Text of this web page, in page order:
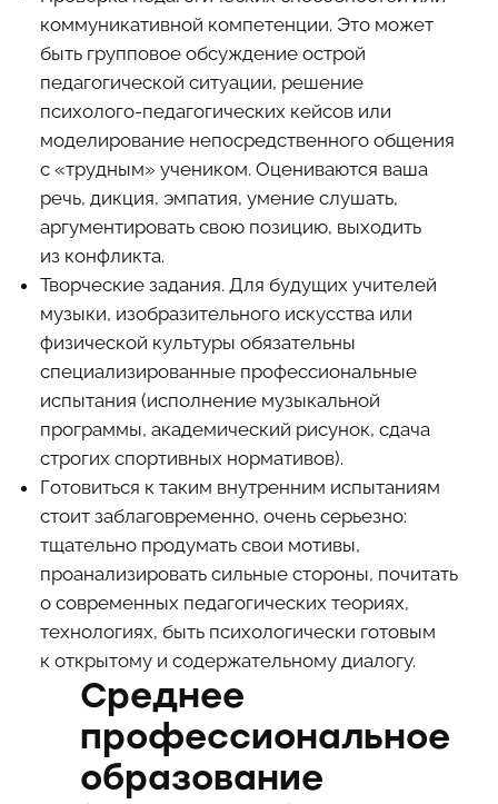
коммуникативной компетенции. Это может
быть групповое обсуждение острой
педагогической ситуации, решение
психолого-педагогических кейсов или
моделирование непосредственного общения
с «трудным» учеником. Оцениваются ваша
речь, дикция, эмпатия, умение слушать,
аргументировать свою позицию, выходить
из конфликта.
Творческие задания. Для будущих учителей
музыки, изобразительного искусства или
физической культуры обязательны
специализированные профессиональные
испытания (исполнение музыкальной
программы, академический рисунок, сдача
строгих спортивных нормативов).
Готовиться к таким внутренним испытаниям
стоит заблаговременно, очень серьезно:
тщательно продумать свои мотивы,
проанализировать сильные стороны, почитать
о современных педагогических теориях,
технологиях, быть психологически готовым
к открытому и содержательному диалогу.
Среднее
профессиональное
образование